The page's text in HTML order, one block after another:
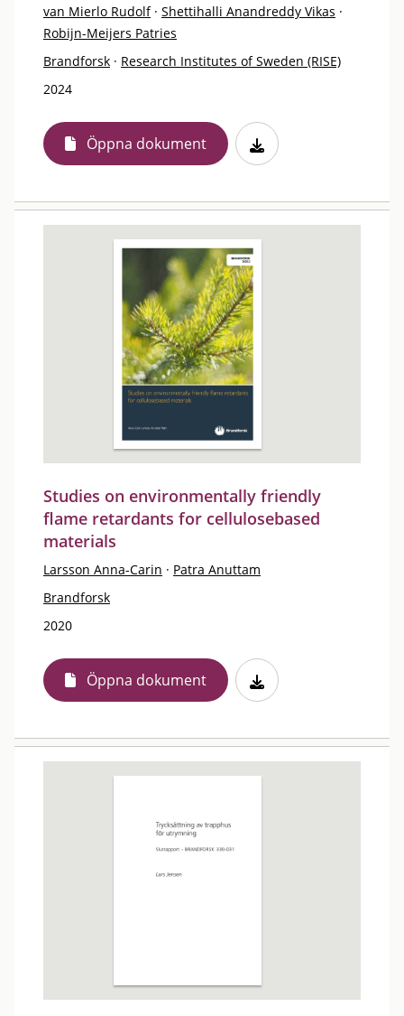
van Mierlo Rudolf · Shettihalli Anandreddy Vikas ·
Robijn-Meijers Patries
Brandforsk · Research Institutes of Sweden (RISE)
2024
Öppna dokument
Studies on environmentally friendly
flame retardants for cellulosebased
materials
Larsson Anna-Carin · Patra Anuttam
Brandforsk
2020
Öppna dokument